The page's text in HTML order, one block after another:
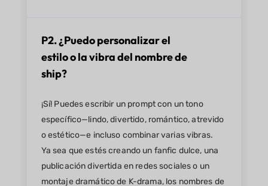
P2. ¿Puedo personalizar el
estilo o la vibra del nombre de
ship?
¡Sí! Puedes escribir un prompt con un tono
específico—lindo, divertido, romántico, atrevido
o estético—e incluso combinar varias vibras.
Ya sea que estés creando un fanfic dulce, una
publicación divertida en redes sociales o un
montaje dramático de K-drama, los nombres de